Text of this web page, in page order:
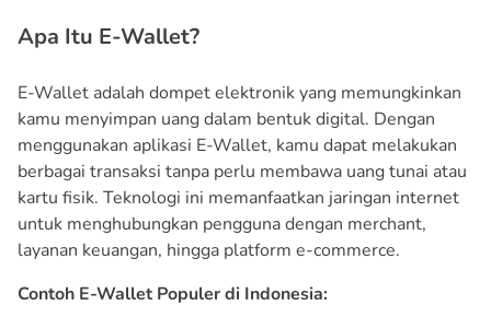
Apa Itu E-Wallet?
E-Wallet adalah dompet elektronik yang memungkinkan
kamu menyimpan uang dalam bentuk digital. Dengan
menggunakan aplikasi E-Wallet, kamu dapat melakukan
berbagai transaksi tanpa perlu membawa uang tunai atau
kartu fisik. Teknologi ini memanfaatkan jaringan internet
untuk menghubungkan pengguna dengan merchant,
layanan keuangan, hingga platform e-commerce.
Contoh E-Wallet Populer di Indonesia: